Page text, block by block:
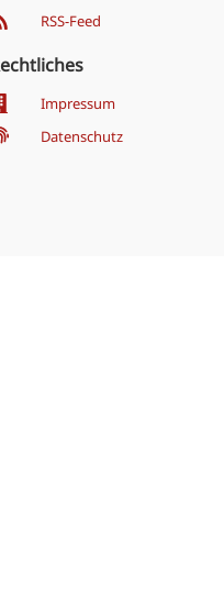
RSS-Feed
Impressum
Datenschutz